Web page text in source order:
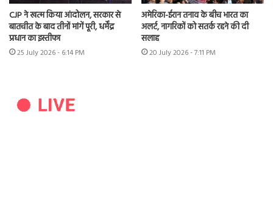
CJP ने खत्म किया आंदोलन, सरकार से
बातचीत के बाद तीनों मांगें पूरी, धर्मेंद्र
प्रधान का इस्तीफा
25 July 2026 - 6:14 PM
अमेरिका-ईरान तनाव के बीच भारत का
अलर्ट, नागरिकों को सतर्क रहने की दी
सलाह
20 July 2026 - 7:11 PM